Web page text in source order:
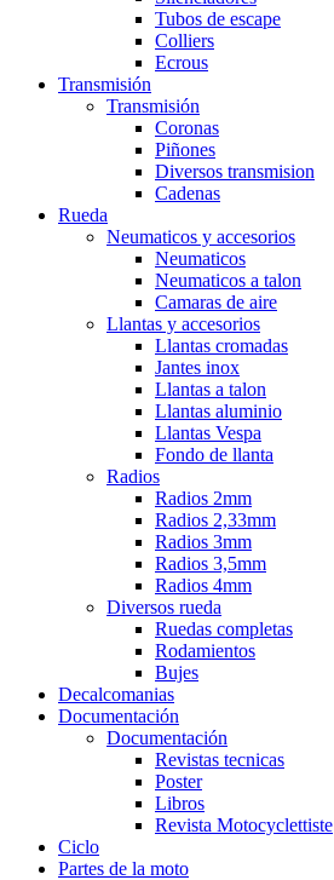
Tubos de escape
Colliers
Ecrous
Transmisión
Transmisión
Coronas
Piñones
Diversos transmision
Cadenas
Rueda
Neumaticos y accesorios
Neumaticos
Neumaticos a talon
Camaras de aire
Llantas y accesorios
Llantas cromadas
Jantes inox
Llantas a talon
Llantas aluminio
Llantas Vespa
Fondo de llanta
Radios
Radios 2mm
Radios 2,33mm
Radios 3mm
Radios 3,5mm
Radios 4mm
Diversos rueda
Ruedas completas
Rodamientos
Bujes
Decalcomanias
Documentación
Documentación
Revistas tecnicas
Poster
Libros
Revista Motocyclettiste
Ciclo
Partes de la moto